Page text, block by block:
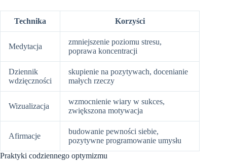
Technika Korzyści
Medytacja
zmniejszenie poziomu stresu,
poprawa koncentracji
Dziennik
wdzięczności
skupienie na pozytywach, docenianie
małych rzeczy
Wizualizacja
wzmocnienie wiary w sukces,
zwiększona motywacja
Afirmacje
budowanie pewności siebie,
pozytywne programowanie umysłu
Praktyki codziennego optymizmu